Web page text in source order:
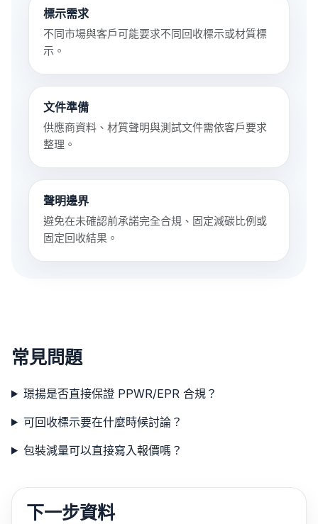
標示需求
不同市場與客戶可能要求不同回收標示或材質標
示。
文件準備
供應商資料、材質聲明與測試文件需依客戶要求
整理。
聲明邊界
避免在未確認前承諾完全合規、固定減碳比例或
固定回收結果。
常見問題
璟揚是否直接保證 PPWR/EPR 合規？
可回收標示要在什麼時候討論？
包裝減量可以直接寫入報價嗎？
下一步資料